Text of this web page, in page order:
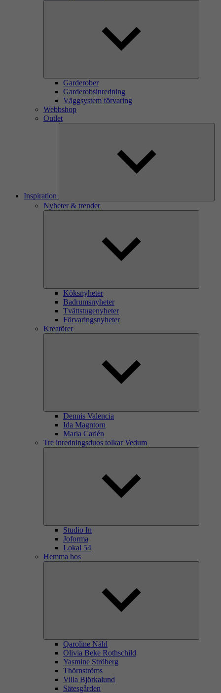
Garderober
Garderobsinredning
Väggsystem förvaring
Webbshop
Outlet
Inspiration
Nyheter & trender
Köksnyheter
Badrumsnyheter
Tvättstugenyheter
Förvaringsnyheter
Kreatörer
Dennis Valencia
Ida Magntorn
Maria Carlén
Tre inredningsduos tolkar Vedum
Studio In
Joforma
Lokal 54
Hemma hos
Qaroline Nähl
Olivia Beke Rothschild
Yasmine Ströberg
Thörnströms
Villa Björkalund
Sätesgården